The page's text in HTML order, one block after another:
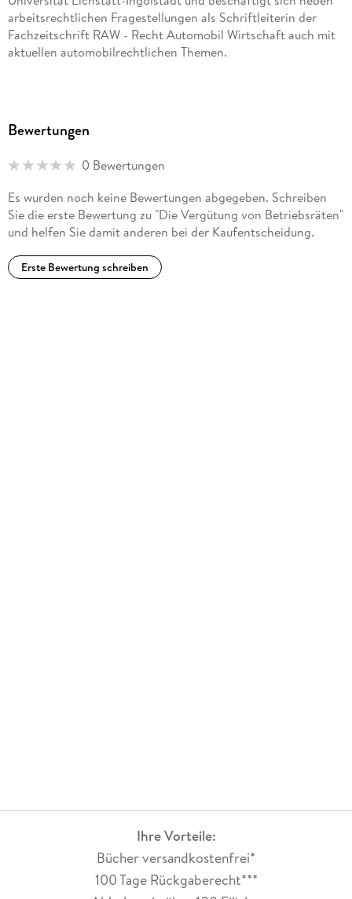
arbeitsrechtlichen Fragestellungen als Schriftleiterin der
Fachzeitschrift RAW - Recht Automobil Wirtschaft auch mit
aktuellen automobilrechtlichen Themen.
Bewertungen
0 Bewertungen
Es wurden noch keine Bewertungen abgegeben. Schreiben
Sie die erste Bewertung zu "Die Vergütung von Betriebsräten"
und helfen Sie damit anderen bei der Kaufentscheidung.
Erste Bewertung schreiben
Ihre Vorteile:
Bücher versandkostenfrei*
100 Tage Rückgaberecht***